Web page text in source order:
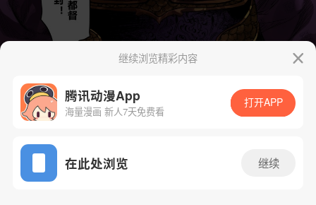
App免费看
继续浏览精彩内容
腾讯动漫App
海量漫画 新人7天免费看
打开APP
在此处浏览 继续